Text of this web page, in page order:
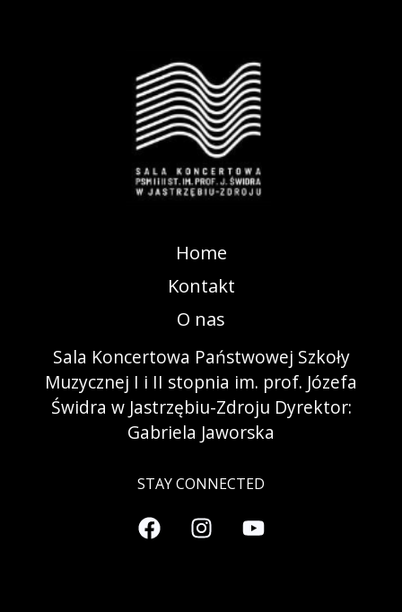
Home
Kontakt
O nas
Sala Koncertowa Państwowej Szkoły
Muzycznej I i II stopnia im. prof. Józefa
Świdra w Jastrzębiu-Zdroju Dyrektor:
Gabriela Jaworska
STAY CONNECTED